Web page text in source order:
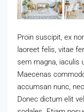
Proin suscipit, ex
laoreet felis, vitae
sem magna, iaculis
Maecenas
accumsan nunc,
Donec dictum elit